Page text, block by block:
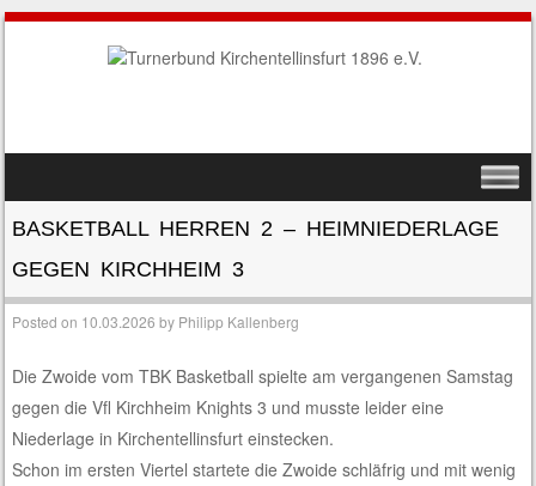
MENU
BASKETBALL HERREN 2 – HEIMNIEDERLAGE
GEGEN KIRCHHEIM 3
Posted on 10.03.2026 by Philipp Kallenberg
Die Zwoide vom TBK Basketball spielte am vergangenen Samstag
gegen die Vfl Kirchheim Knights 3 und musste leider eine
Niederlage in Kirchentellinsfurt einstecken.
Schon im ersten Viertel startete die Zwoide schläfrig und mit wenig